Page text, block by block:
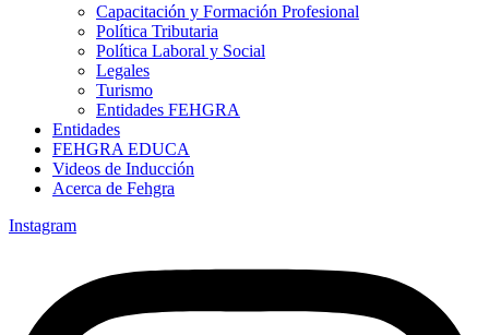
Capacitación y Formación Profesional
Política Tributaria
Política Laboral y Social
Legales
Turismo
Entidades FEHGRA
Entidades
FEHGRA EDUCA
Videos de Inducción
Acerca de Fehgra
Instagram